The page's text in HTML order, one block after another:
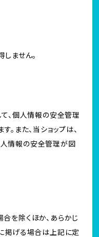
ません。
、個人情報の安全管理
また、当ショップは、
情報の安全管理が図
を除くほか、あらかじ
掲げる場合は上記に定